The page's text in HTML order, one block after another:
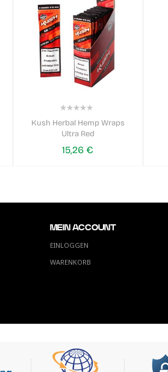
Kush Herbal Hemp Wraps
Ultra Red
15,26 €
MEIN ACCOUNT
EINLOGGEN
WARENKORB